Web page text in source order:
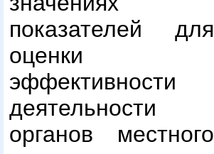
показателей для
оценки
эффективности
деятельности
органов местного